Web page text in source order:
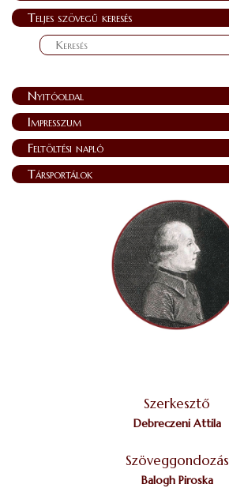
Teljes szövegű keresés
Nyitóoldal
Impresszum
Feltöltési napló
Társportálok
Szerkesztő
Debreczeni Attila
Szöveggondozás
Balogh Piroska